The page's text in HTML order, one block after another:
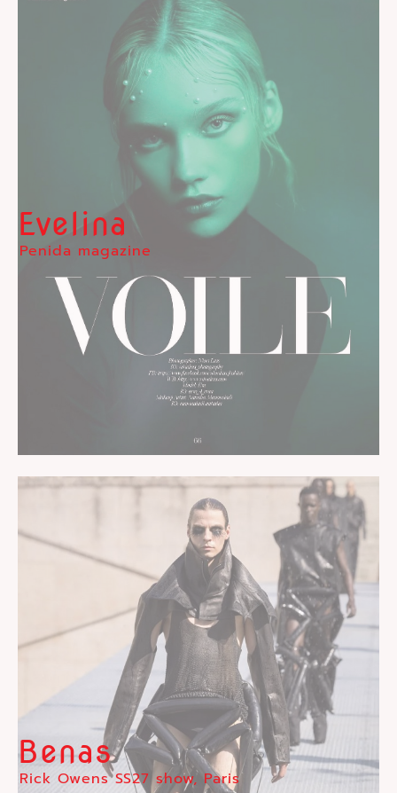
Evelina
Penida magazine
Benas
Rick Owens SS27 show, Paris